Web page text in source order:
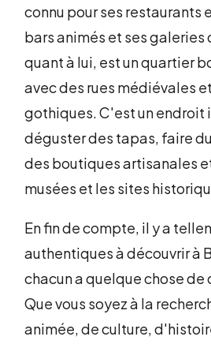
connu pour ses restaurants
bars animés et ses galeries
quant à lui, est un quartier
avec des rues médiévales
gothiques. C'est un endroit
déguster des tapas, faire
des boutiques artisanales
musées et les sites
En fin de compte, il y a
authentiques à découvrir à
chacun a quelque chose
Que vous soyez à la
animée, de culture,